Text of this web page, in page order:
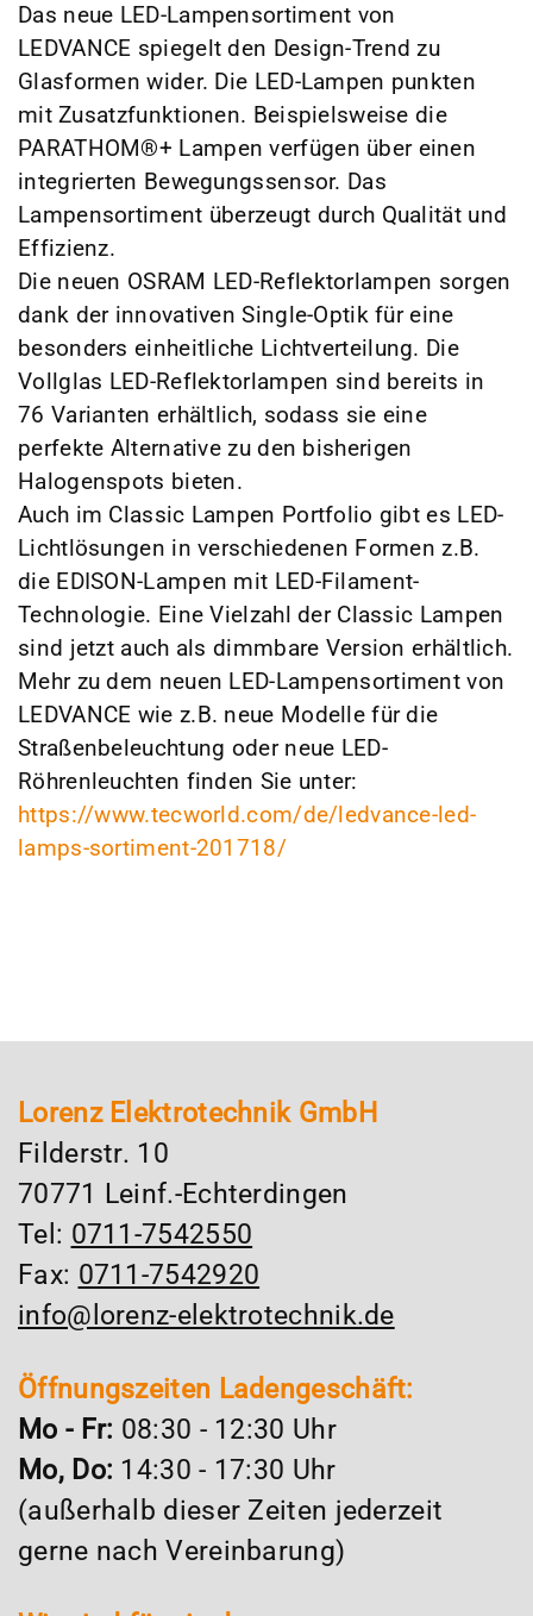
Das neue LED-Lampensortiment von
LEDVANCE spiegelt den Design-Trend zu
Glasformen wider. Die LED-Lampen punkten
mit Zusatzfunktionen. Beispielsweise die
PARATHOM®+ Lampen verfügen über einen
integrierten Bewegungssensor. Das
Lampensortiment überzeugt durch Qualität und
Effizienz.
Die neuen OSRAM LED-Reflektorlampen sorgen
dank der innovativen Single-Optik für eine
besonders einheitliche Lichtverteilung. Die
Vollglas LED-Reflektorlampen sind bereits in
76 Varianten erhältlich, sodass sie eine
perfekte Alternative zu den bisherigen
Halogenspots bieten.
Auch im Classic Lampen Portfolio gibt es LED-
Lichtlösungen in verschiedenen Formen z.B.
die EDISON-Lampen mit LED-Filament-
Technologie. Eine Vielzahl der Classic Lampen
sind jetzt auch als dimmbare Version erhältlich.
Mehr zu dem neuen LED-Lampensortiment von
LEDVANCE wie z.B. neue Modelle für die
Straßenbeleuchtung oder neue LED-
Röhrenleuchten finden Sie unter:
https://www.tecworld.com/de/ledvance-led-
lamps-sortiment-201718/
Lorenz Elektrotechnik GmbH
Filderstr. 10
70771 Leinf.-Echterdingen
Tel: 0711-7542550
Fax: 0711-7542920
info@lorenz-elektrotechnik.de
Öffnungszeiten Ladengeschäft:
Mo - Fr: 08:30 - 12:30 Uhr
Mo, Do: 14:30 - 17:30 Uhr
(außerhalb dieser Zeiten jederzeit
gerne nach Vereinbarung)